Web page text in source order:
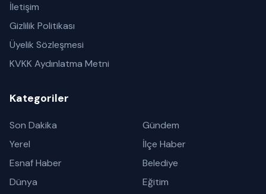
İletişim
Gizlilik Politikası
Üyelik Sözleşmesi
KVKK Aydınlatma Metni
Kategoriler
Son Dakika
Gündem
Yerel
İlçe Haber
Esnaf Haber
Belediye
Dünya
Eğitim